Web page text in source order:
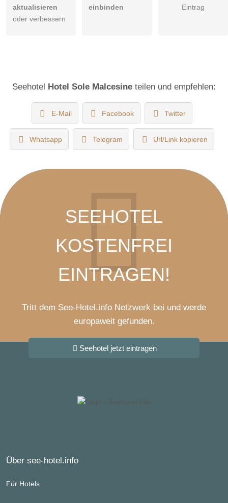
aktualisieren
oder verbessern
einbinden
Eintrag
Seehotel Hotel Sole Malcesine teilen und empfehlen:
E-Mail Facebook Twitter
Whatsapp Telegram Url/Link kopieren
SEEHOTEL
KOSTENFREI
EINTRAGEN!
Tritt dem See-Hotel.info Netzwerk bei und werde
europaweit gefunden.
Seehotel jetzt eintragen
Über see-hotel.info
Für Hotels